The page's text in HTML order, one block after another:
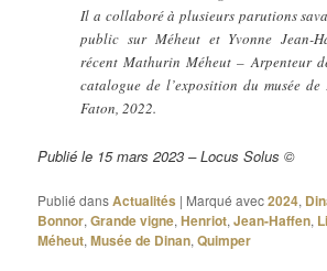
Il a collaboré à plusieurs parutions
public sur Méheut et Yvonne Jean-
récent Mathurin Méheut – Arpenteur
catalogue de l’exposition du musée de
Faton, 2022.
Publié le 15 mars 2023 – Locus Solus ©
Publié dansActualités | Marqué avec2024,
Bonnor,Grande vigne,Henriot,Jean-Haffen,
Méheut,Musée de Dinan,Quimper